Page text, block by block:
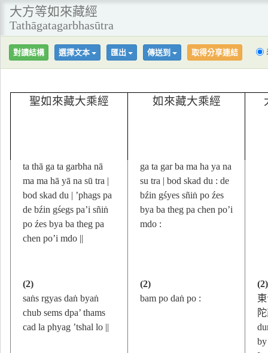
大方等如來藏經
Tathāgatagarbhasūtra
對讀結構 選擇文本 匯出 傳送到 取得分享連結
聖如來藏大乘經 如來藏大乘經
ta thā ga ta garbha nā
ma ma hā yā na sū tra |
bod skad du | ’phags pa
de bźin gśegs pa’i sñiṅ
po źes bya ba theg pa
chen po’i mdo ||
ga ta gar ba ma ha ya na
su tra | bod skad du : de
bźin gśyes sñiṅ po źes
bya ba theg pa chen po’i
mdo :
(2)
saṅs rgyas daṅ byaṅ
chub sems dpa’ thams
cad la phyag ’tshal lo ||
(2)
bam po daṅ po :
(2)